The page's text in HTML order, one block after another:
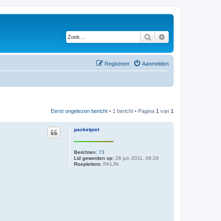
Zoek
Aanmelden
Registreer
Eerst ongelezen bericht • 1 bericht • Pagina 1 van 1
packetpiet
Berichten: 73
Lid geworden op: 26 jun 2011, 08:28
Roepletters: PA1JN